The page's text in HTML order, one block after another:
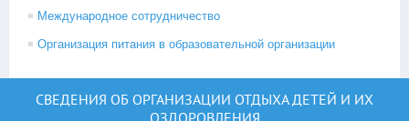
Международное сотрудничество
Организация питания в образовательной организации
СВЕДЕНИЯ ОБ ОРГАНИЗАЦИИ ОТДЫХА ДЕТЕЙ И ИХ
ОЗДОРОВЛЕНИЯ